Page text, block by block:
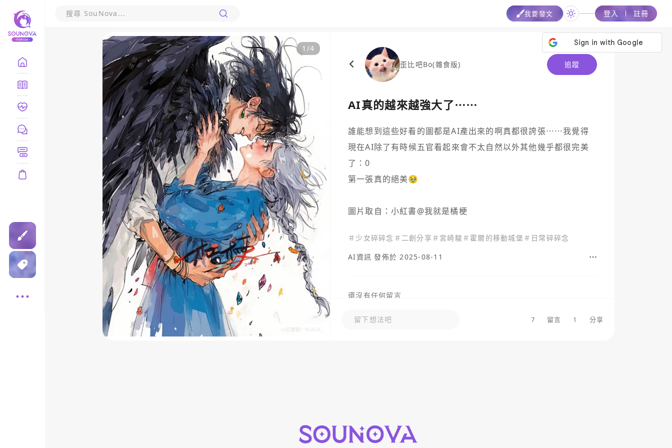
我要發文 登入 註冊
1 /4
歪比吧Bo(雜食版)
追蹤
AI真的越來越強大了⋯⋯
誰能想到這些好看的圖都是AI產出來的啊真都很誇張⋯⋯我覺得
現在AI除了有時候五官看起來會不太自然以外其他幾乎都很完美
了：0
第一張真的絕美🥹
圖片取自：小紅書@我就是橘梗
＃ 少女碎碎念 ＃ 二創分享＃ 宮崎駿 ＃ 霍爾的移動城堡 ＃ 日常碎碎念
AI資訊發佈於 2025-08-11
還沒有任何留言
留下想法吧 7 留言 1 分享